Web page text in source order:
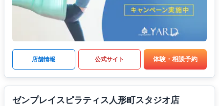
店舗情報 公式サイト 体験・相談予約
ゼンプレイスピラティス人形町スタジオ店